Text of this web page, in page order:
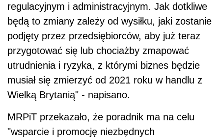
regulacyjnym i administracyjnym. Jak dotkliwe
będą to zmiany zależy od wysiłku, jaki zostanie
podjęty przez przedsiębiorców, aby już teraz
przygotować się lub chociażby zmapować
utrudnienia i ryzyka, z którymi biznes będzie
musiał się zmierzyć od 2021 roku w handlu z
Wielką Brytanią" - napisano.
MRPiT przekazało, że poradnik ma na celu
"wsparcie i promocję niezbędnych